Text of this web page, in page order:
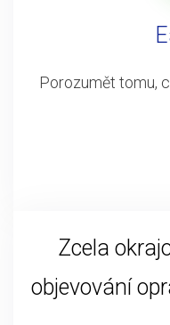
Porozumět tomu,
Zcela
objevování